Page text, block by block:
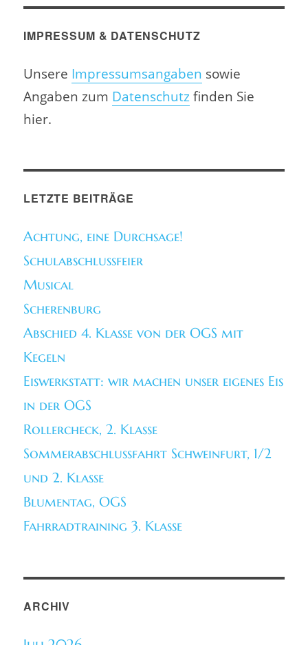
IMPRESSUM & DATENSCHUTZ
Unsere Impressumsangaben sowie
Angaben zum Datenschutzfinden Sie
hier.
LETZTE BEITRÄGE
Achtung, eine Durchsage!
Schulabschlussfeier
Musical
Scherenburg
Abschied 4. Klasse von der OGS mit
Kegeln
Eiswerkstatt: wir machen unser eigenes Eis
in der OGS
Rollercheck, 2. Klasse
Sommerabschlussfahrt Schweinfurt, 1/2
und 2. Klasse
Blumentag, OGS
Fahrradtraining 3. Klasse
ARCHIV